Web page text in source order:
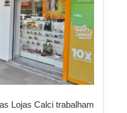
Lojas Calci trabalham